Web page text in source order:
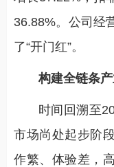
36.88%。公司经
了“开门红”。
构建全链条
时间回溯至
市场尚处起步阶
作繁、体验差，